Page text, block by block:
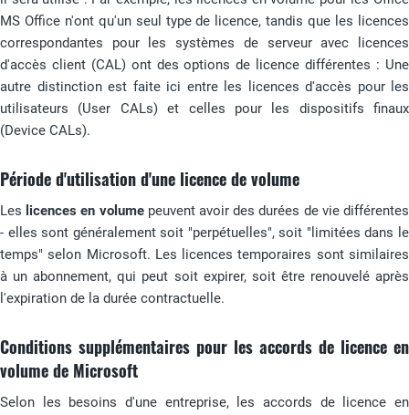
MS Office n'ont qu'un seul type de licence, tandis que les licences
correspondantes pour les systèmes de serveur avec licences
d'accès client (CAL) ont des options de licence différentes : Une
autre distinction est faite ici entre les licences d'accès pour les
utilisateurs (User CALs) et celles pour les dispositifs finaux
(Device CALs).
Période d'utilisation d'une licence de volume
Les licences en volumepeuvent avoir des durées de vie différentes
- elles sont généralement soit "perpétuelles", soit "limitées dans le
temps" selon Microsoft. Les licences temporaires sont similaires
à un abonnement, qui peut soit expirer, soit être renouvelé après
l'expiration de la durée contractuelle.
Conditions supplémentaires pour les accords de licence en
volume de Microsoft
Selon les besoins d'une entreprise, les accords de licence en